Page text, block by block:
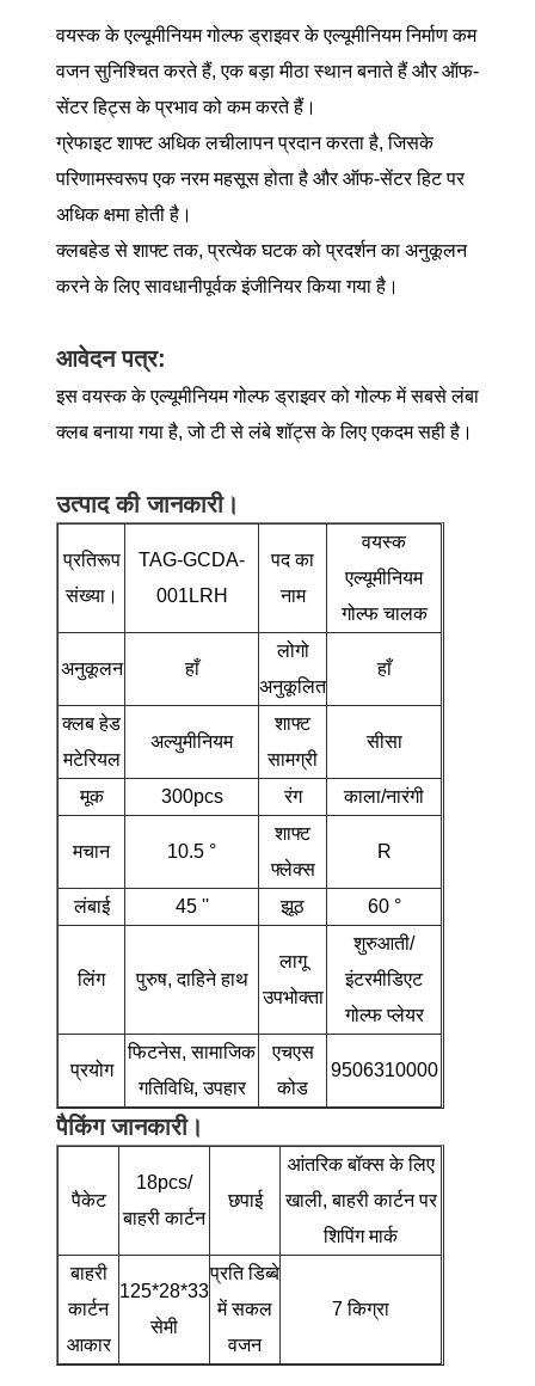
वयस्क के एल्यूमीनियम गोल्फ ड्राइवर के एल्यूमीनियम निर्माण कम
वजन सुनिश्चित करते हैं, एक बड़ा मीठा स्थान बनाते हैं और ऑफ-
सेंटर हिट्स के प्रभाव को कम करते हैं।
ग्रेफाइट शाफ्ट अधिक लचीलापन प्रदान करता है, जिसके
परिणामस्वरूप एक नरम महसूस होता है और ऑफ-सेंटर हिट पर
अधिक क्षमा होती है।
क्लबहेड से शाफ्ट तक, प्रत्येक घटक को प्रदर्शन का अनुकूलन
करने के लिए सावधानीपूर्वक इंजीनियर किया गया है।
आवेदन पत्र:
इस वयस्क के एल्यूमीनियम गोल्फ ड्राइवर को गोल्फ में सबसे लंबा
क्लब बनाया गया है, जो टी से लंबे शॉट्स के लिए एकदम सही है।
उत्पाद की जानकारी।
प्रतिरूप
संख्या।
TAG-GCDA-
001LRH
पद का
नाम
वयस्क
एल्यूमीनियम
गोल्फ चालक
अनुकूलन हाँ
लोगो
अनुकूलित
हाँ
क्लब हेड
मटेरियल
अल्युमीनियम
शाफ्ट
सामग्री
सीसा
मूक 300pcs रंग काला/नारंगी
मचान 10.5 °
शाफ्ट
फ्लेक्स
R
लंबाई 45 '' झूठ 60 °
लिंग पुरुष, दाहिने हाथ
लागू
उपभोक्ता
शुरुआती/
इंटरमीडिएट
गोल्फ प्लेयर
प्रयोग
फिटनेस, सामाजिक
गतिविधि, उपहार
एचएस
कोड
9506310000
पैकिंग जानकारी।
पैकेट
18pcs/
बाहरी कार्टन
छपाई
आंतरिक बॉक्स के लिए
खाली, बाहरी कार्टन पर
शिपिंग मार्क
बाहरी
कार्टन
आकार
125*28*33
सेमी
प्रति डिब्बे
में सकल
वजन
7 किग्रा